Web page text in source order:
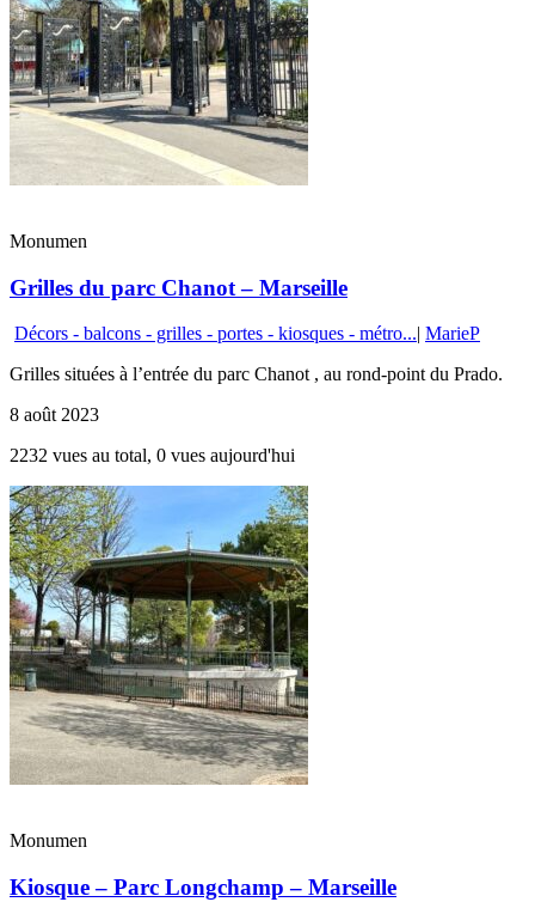
Monumen
Grilles du parc Chanot – Marseille
Décors - balcons - grilles - portes - kiosques - métro...| MarieP
Grilles situées à l’entrée du parc Chanot , au rond-point du Prado.
8 août 2023
2232 vues au total, 0 vues aujourd'hui
Monumen
Kiosque – Parc Longchamp – Marseille